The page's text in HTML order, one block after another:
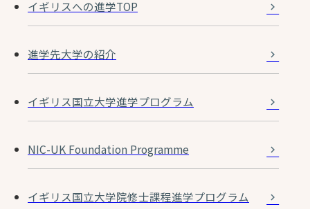
イギリスへの進学TOP
進学先大学の紹介
イギリス国立大学進学プログラム
NIC-UK Foundation Programme
イギリス国立大学院修士課程進学プログラム